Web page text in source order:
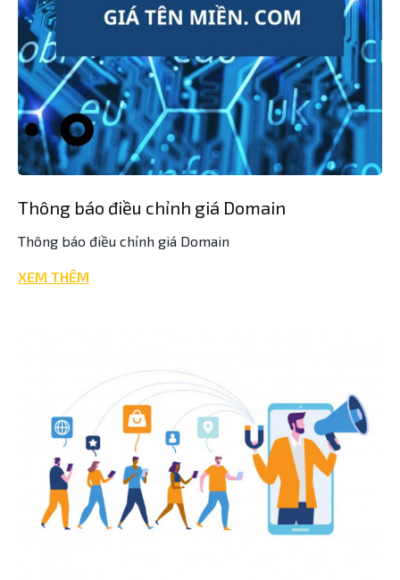
Thông báo điều chỉnh giá Domain
Thông báo điều chỉnh giá Domain
XEM THÊM